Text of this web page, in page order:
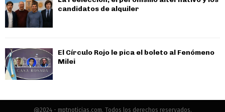
candidatos de alquiler
El Círculo Rojo le pica el boleto al Fenómeno
Milei
@2024 - mptnoticias.com. Todos los derechos reservados.